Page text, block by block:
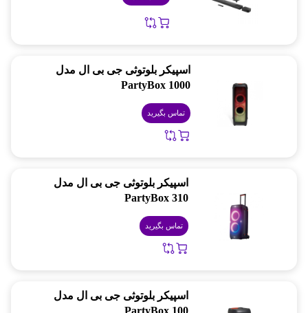
اسپیکر بلوتوثی جی بی ال مدل
PartyBox 1000
تماس بگیرید
اسپیکر بلوتوثی جی بی ال مدل
PartyBox 310
تماس بگیرید
اسپیکر بلوتوثی جی بی ال مدل
PartyBox 100